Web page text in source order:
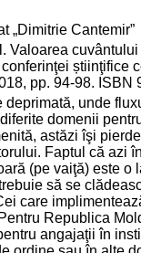
„Dimitrie Cantemir”
Valoarea
știinţifice
pp. 94-98. ISBN
deprimată, unde
domenii
astăzi îşi
Faptul că azi
(pe vaiţă) este o
să se
care
Republica
angajaţii în